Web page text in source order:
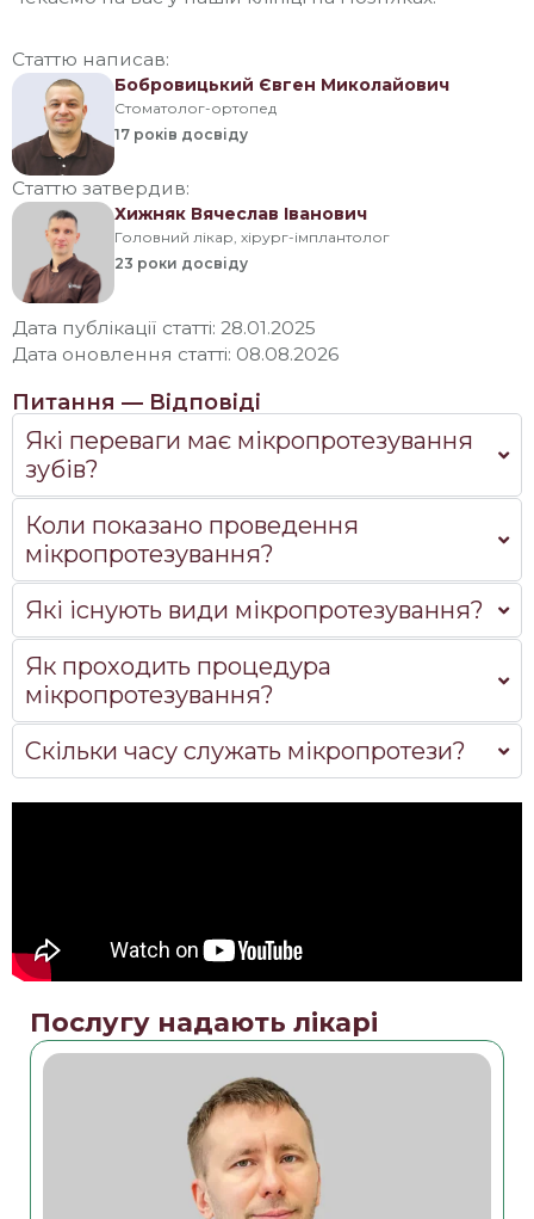
Статтю написав:
Бобровицький Євген Миколайович
Стоматолог-ортопед
17 років досвіду
Статтю затвердив:
Хижняк Вячеслав Іванович
Головний лікар, хірург-імплантолог
23 роки досвіду
Дата публікації статті: 28.01.2025
Дата оновлення статті: 08.08.2026
Які переваги має мікропротезування
зубів?
Коли показано проведення
мікропротезування?
Які існують види мікропротезування?
Як проходить процедура
мікропротезування?
Скільки часу служать мікропротези?
Питання — Відповіді
Послугу надають лікарі